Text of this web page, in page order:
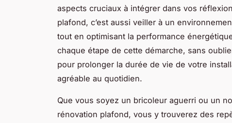
aspects cruciaux à intégrer dans vos
plafond, c’est aussi veiller à un
tout en optimisant la performance
chaque étape de cette démarche, sans
pour prolonger la durée de vie de votre
agréable au quotidien.
Que vous soyez un bricoleur aguerri ou un
rénovation plafond, vous y trouverez des